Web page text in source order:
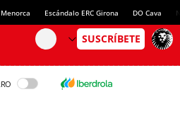
Escándalo ERC Girona DO Cava